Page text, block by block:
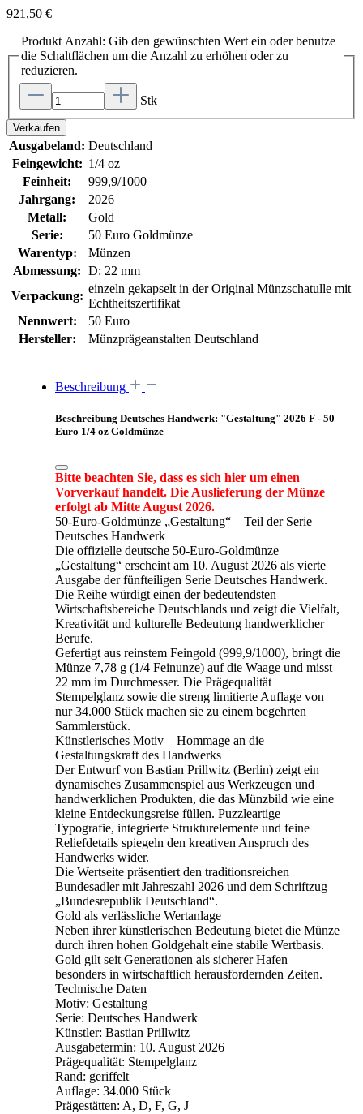
921,50 €
Produkt Anzahl: Gib den gewünschten Wert ein oder benutze
die Schaltflächen um die Anzahl zu erhöhen oder zu
reduzieren.
Stk
Verkaufen
Ausgabeland: Deutschland
Feingewicht: 1/4 oz
Feinheit:
999,9/1000
Jahrgang:
2026
Metall:
Gold
Serie:
50 Euro Goldmünze
Warentyp:
Münzen
Abmessung: D: 22 mm
Verpackung:
einzeln gekapselt in der Original Münzschatulle mit
Echtheitszertifikat
Nennwert:
50 Euro
Hersteller:
Münzprägeanstalten Deutschland
Beschreibung
Beschreibung Deutsches Handwerk: "Gestaltung" 2026 F - 50
Euro 1/4 oz Goldmünze
Bitte beachten Sie, dass es sich hier um einen
Vorverkauf handelt. Die Auslieferung der Münze
erfolgt ab Mitte August 2026.
50‑Euro‑Goldmünze „Gestaltung“ – Teil der Serie
Deutsches Handwerk
Die offizielle deutsche 50‑Euro‑Goldmünze
„Gestaltung“ erscheint am 10. August 2026 als vierte
Ausgabe der fünfteiligen Serie Deutsches Handwerk.
Die Reihe würdigt einen der bedeutendsten
Wirtschaftsbereiche Deutschlands und zeigt die Vielfalt,
Kreativität und kulturelle Bedeutung handwerklicher
Berufe.
Gefertigt aus reinstem Feingold (999,9/1000), bringt die
Münze 7,78 g (1/4 Feinunze) auf die Waage und misst
22 mm im Durchmesser. Die Prägequalität
Stempelglanz sowie die streng limitierte Auflage von
nur 34.000 Stück machen sie zu einem begehrten
Sammlerstück.
Künstlerisches Motiv – Hommage an die
Gestaltungskraft des Handwerks
Der Entwurf von Bastian Prillwitz (Berlin) zeigt ein
dynamisches Zusammenspiel aus Werkzeugen und
handwerklichen Produkten, die das Münzbild wie eine
kleine Entdeckungsreise füllen. Puzzleartige
Typografie, integrierte Strukturelemente und feine
Reliefdetails spiegeln den kreativen Anspruch des
Handwerks wider.
Die Wertseite präsentiert den traditionsreichen
Bundesadler mit Jahreszahl 2026 und dem Schriftzug
„Bundesrepublik Deutschland“.
Gold als verlässliche Wertanlage
Neben ihrer künstlerischen Bedeutung bietet die Münze
durch ihren hohen Goldgehalt eine stabile Wertbasis.
Gold gilt seit Generationen als sicherer Hafen –
besonders in wirtschaftlich herausfordernden Zeiten.
Technische Daten
Motiv: Gestaltung
Serie: Deutsches Handwerk
Künstler: Bastian Prillwitz
Ausgabetermin: 10. August 2026
Prägequalität: Stempelglanz
Rand: geriffelt
Auflage: 34.000 Stück
Prägestätten: A, D, F, G, J